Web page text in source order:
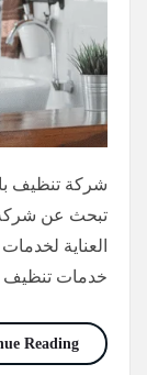
تبحث عن
العناية
خدمات تنظيف
Reading